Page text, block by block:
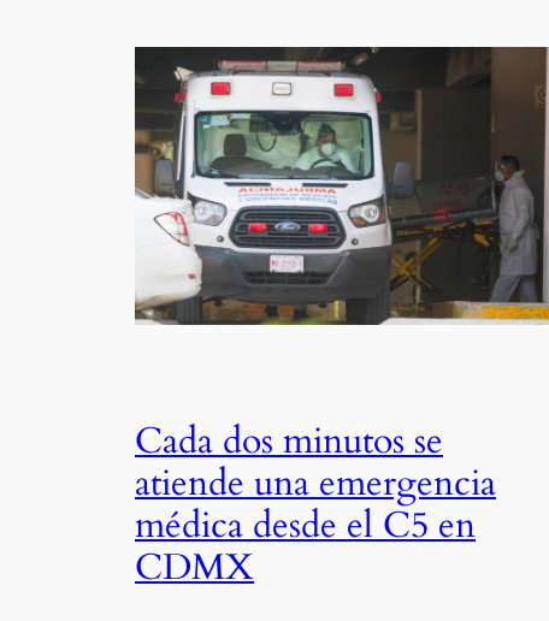
Cada dos minutos se
atiende una emergencia
médica desde el C5 en
CDMX